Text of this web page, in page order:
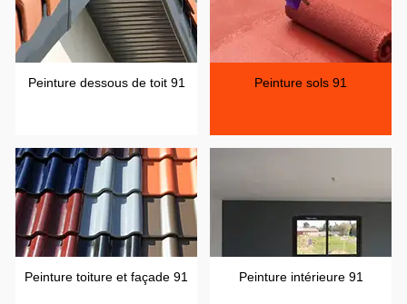
Peinture dessous de toit 91 Peinture sols 91
Peinture toiture et façade 91 Peinture intérieure 91